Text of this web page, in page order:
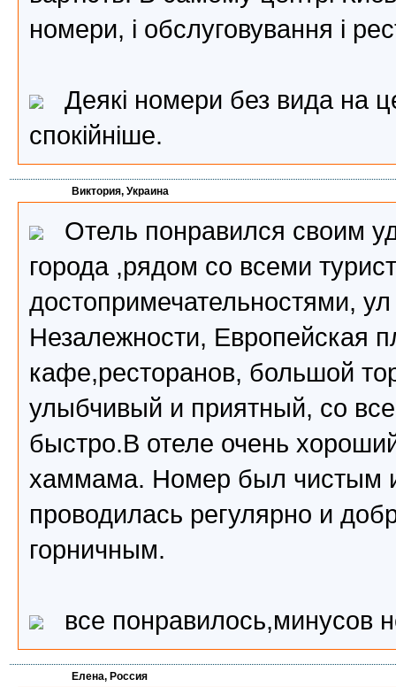
номери, і обслуговування і
Деякі номери без вида на
спокійніше.
Виктория, Украина
Отель понравился своим
города ,рядом со всеми
достопримечательностями,
Незалежности, Европейская
кафе,ресторанов, большой
улыбчивый и приятный, со
быстро.В отеле очень
хаммама. Номер был чистым
проводилась регулярно и
горничным.
все понравилось,минусов
Елена, Россия